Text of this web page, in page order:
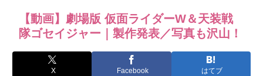
【動画】劇場版 仮面ライダーW＆天装戦
隊ゴセイジャー｜製作発表／写真も沢山！
X Facebook はてブ